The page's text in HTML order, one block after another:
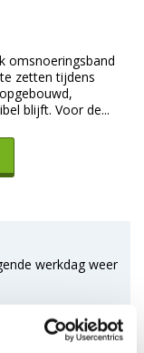
omsnoeringsband
zetten tijdens
blijft. Voor de...
werkdag weer